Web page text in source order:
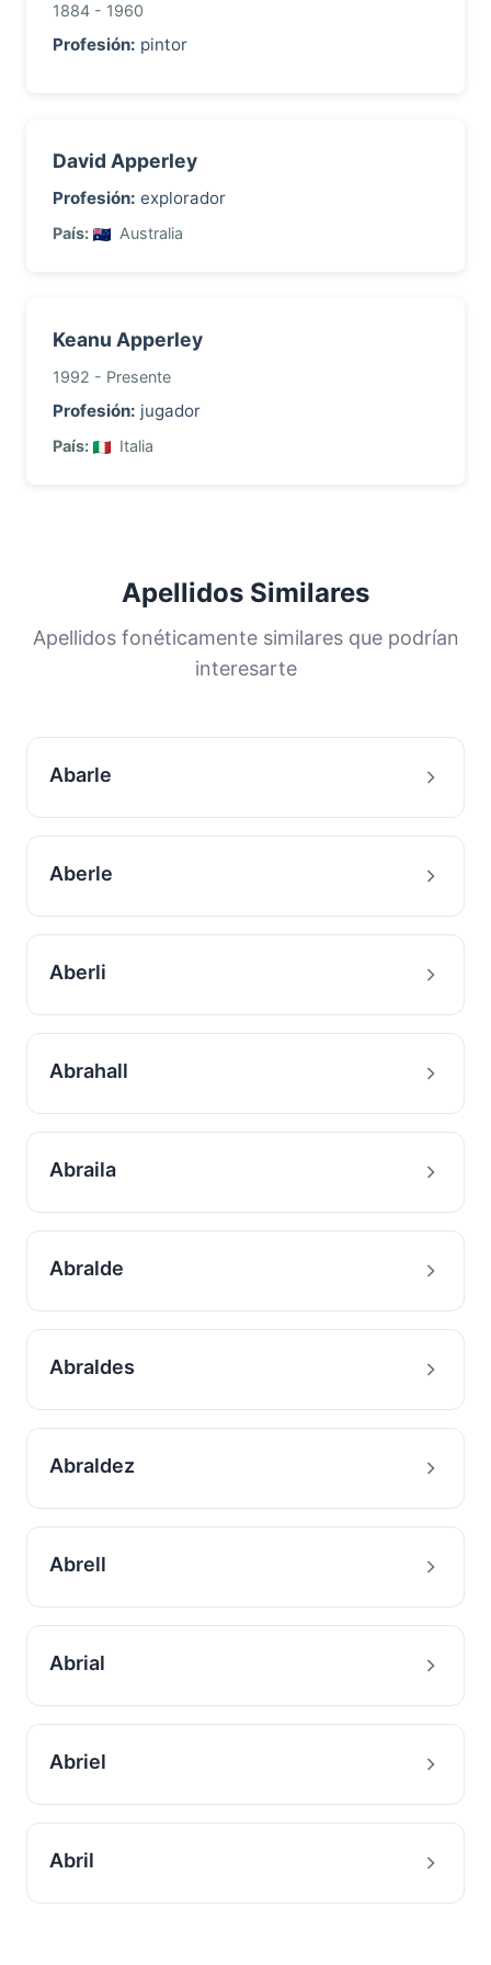
1884 - 1960
Profesión: pintor
David Apperley
Profesión: explorador
País: Australia
Keanu Apperley
1992 - Presente
Profesión: jugador
País: Italia
Apellidos Similares
Apellidos fonéticamente similares que podrían
interesarte
Abarle
Aberle
Aberli
Abrahall
Abraila
Abralde
Abraldes
Abraldez
Abrell
Abrial
Abriel
Abril